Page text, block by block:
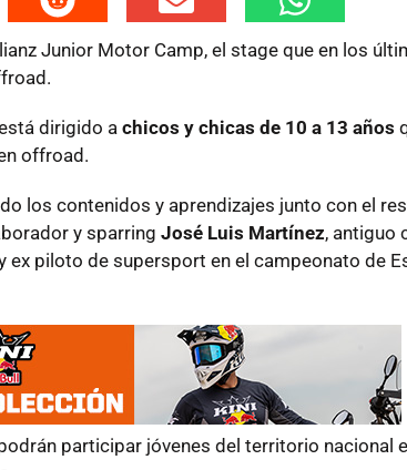
Junior Motor Camp, el stage que en los
dirigido a chicos y chicas de 10 a 13 años
offroad.
los contenidos y aprendizajes junto con el
y sparring José Luis Martínez, antiguo
ex piloto de supersport en el campeonato de
participar jóvenes del territorio nacional